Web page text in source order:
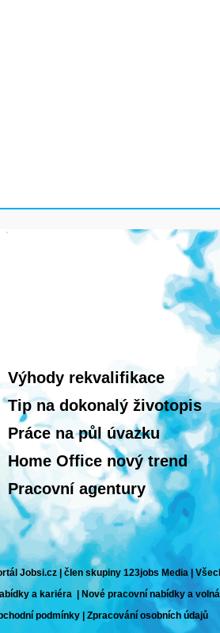
Výhody rekvalifikace
Tip na dokonalý životopis
Práce na půl úvazku
Home Office nový trend
Pracovní agentury
Jobsi.cz | člen skupiny 123jobs Media |
a kariéra | Nové pracovní nabídky a
podmínky| Zpracování osobních údajů